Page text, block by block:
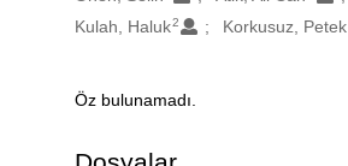
Kulah, Haluk2 Korkusuz, Petek
Açıklama
Öz bulunamadı.